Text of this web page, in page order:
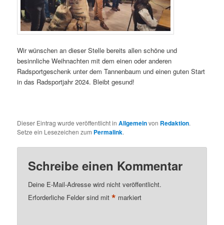
Wir wünschen an dieser Stelle bereits allen schöne und
besinnliche Weihnachten mit dem einen oder anderen
Radsportgeschenk unter dem Tannenbaum und einen guten Start
in das Radsportjahr 2024. Bleibt gesund!
Dieser Eintrag wurde veröffentlicht inAllgemeinvon Redaktion.
Setze ein Lesezeichen zum Permalink.
Schreibe einen Kommentar
Deine E-Mail-Adresse wird nicht veröffentlicht.
Erforderliche Felder sind mit* markiert